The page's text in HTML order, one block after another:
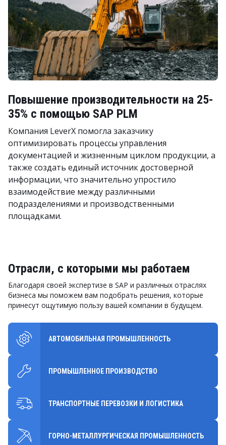
Повышение производительности на 25-
35% с помощью SAP PLM
Компания LeverX помогла заказчику
оптимизировать процессы управления
документацией и жизненным циклом продукции, а
также создать единый источник достоверной
информации, что значительно упростило
взаимодействие между различными
подразделениями и производственными
площадками.
Отрасли, с которыми мы работаем
Благодаря своей экспертизе в SAP и различных отраслях
бизнеса мы поможем вам подобрать решения, которые
принесут ощутимую пользу вашей компании в будущем.
АВТОМОБИЛЬНАЯ ПРОМЫШЛЕННОСТЬ
ПРОМЫШЛЕННОЕ ПРОИЗВОДСТВО
ТРАНСПОРТНЫЕ ПЕРЕВОЗКИ И ЛОГИСТИКА
ГОРНО-МЕТАЛЛУРГИЧЕСКАЯ ПРОМЫШЛЕННОСТЬ